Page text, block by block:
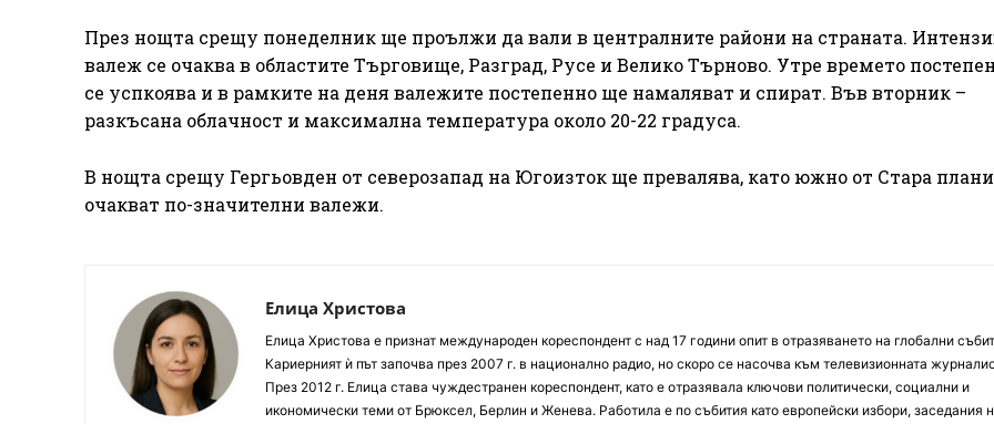
През нощта срещу понеделник ще проължи да вали в централните райони на страната.
валеж се очаква в областите Търговище, Разград, Русе и Велико Търново. Утре времето
се успкоява и в рамките на деня валежите постепенно ще намаляват и спират. Във вторник –
разкъсана облачност и максимална температура около 20-22 градуса.
В нощта срещу Гергьовден от северозапад на Югоизток ще превалява, като южно от Стара
очакват по-значителни валежи.
Елица Христова
Елица Христова е признат международен кореспондент с над 17 години опит в отразяването на глобални
Кариерният ѝ път започва през 2007 г. в национално радио, но скоро се насочва към телевизионната
През 2012 г. Елица става чуждестранен кореспондент, като е отразявала ключови политически, социални и
икономически теми от Брюксел, Берлин и Женева. Работила е по събития като европейски избори, заседания